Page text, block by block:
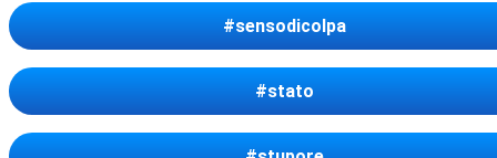
#sensodicolpa
#stato